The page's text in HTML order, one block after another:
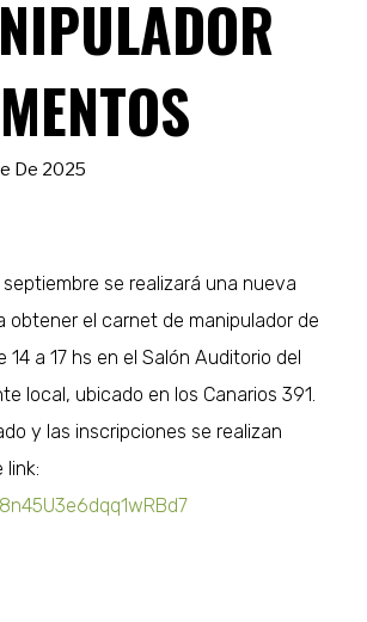
De 2025
septiembre se realizará una nueva
obtener el carnet de manipulador de
14 a 17 hs en el Salón Auditorio del
local, ubicado en los Canarios 391.
y las inscripciones se realizan
link: